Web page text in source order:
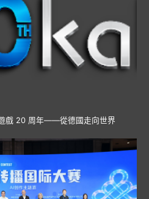
戲 20 周年——從德國走向世界